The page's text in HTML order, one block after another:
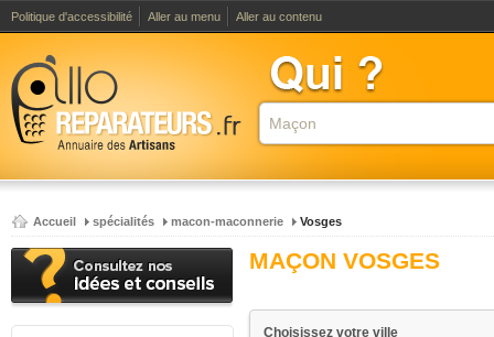
Politique d'accessibilité Aller au menu Aller au contenu
Accueil spécialités macon-maconnerie Vosges
MAÇON VOSGES